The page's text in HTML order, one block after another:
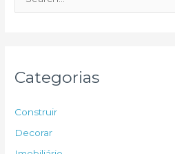
e
Categorias
Construir
Decorar